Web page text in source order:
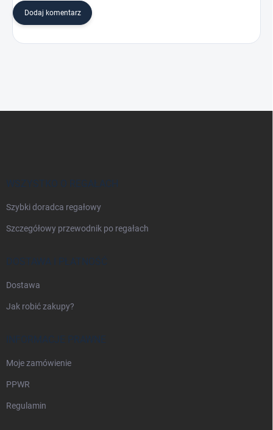
Dodaj komentarz
WSZYSTKO O REGAŁACH
Szybki doradca regałowy
Szczegółowy przewodnik po regałach
DOSTAWA I PŁATNOŚĆ
Dostawa
Jak robić zakupy?
INFORMACJE PRAWNE
Moje zamówienie
PPWR
Regulamin